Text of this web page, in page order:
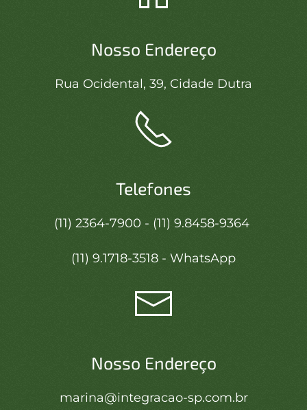
Nosso Endereço
Rua Ocidental, 39, Cidade Dutra
Telefones
(11) 2364-7900 - (11) 9.8458-9364
(11) 9.1718-3518 - WhatsApp
Nosso Endereço
marina@integracao-sp.com.br